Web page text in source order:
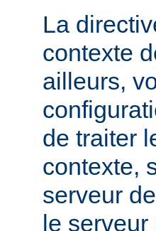
La
contexte
ailleurs,
de traiter
contexte,
serveur
le serveur